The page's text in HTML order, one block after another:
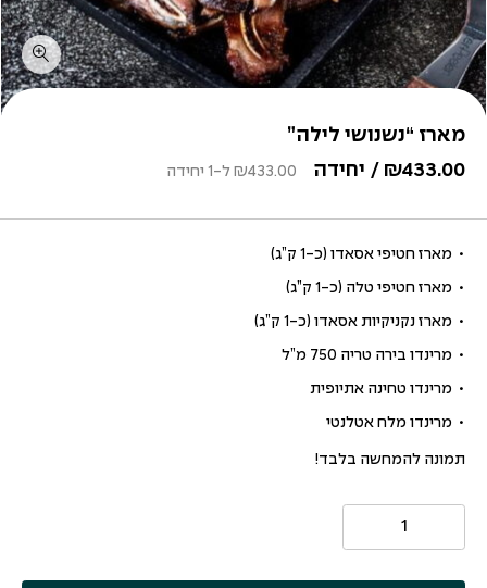
מארז “נשנושי לילה”
₪433.00 / יחידה ₪433.00 ל-1 יחידה
מארז חטיפי אסאדו (כ-1 ק”ג)
מארז חטיפי טלה (כ-1 ק”ג)
מארז נקניקיות אסאדו (כ-1 ק”ג)
מרינדו בירה טריה 750 מ”ל
מרינדו טחינה אתיופית
מרינדו מלח אטלנטי
תמונה להמחשה בלבד!